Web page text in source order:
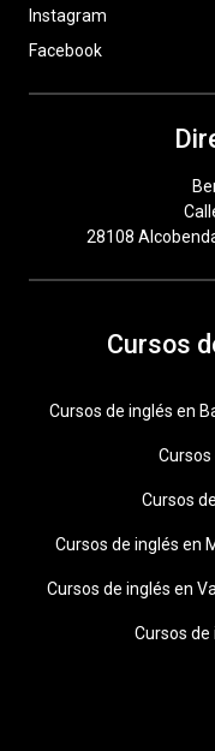
Instagram
Facebook
28108
Cursos
Cursos de inglés en
Cursos
Cursos
Cursos de inglés en
Cursos de inglés en
Cursos